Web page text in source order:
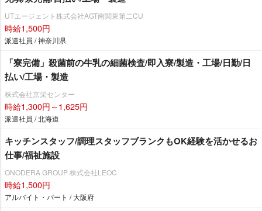
UTエージェント株式会社AGT南関東第二CU
時給1,500円
派遣社員 / 神奈川県
「寮完備」殺菌前の牛乳の細菌検査/即入寮/製造・工場/日勤/日
払い/工場・製造
株式会社京栄センター
時給1,300円～1,625円
派遣社員 / 北海道
キッチンスタッフ/調理スタッフブランクもOK経験を活かせるお
仕事/福祉施設
ONODERA GROUP 株式会社LEOC
時給1,500円
アルバイト・パート / 大阪府